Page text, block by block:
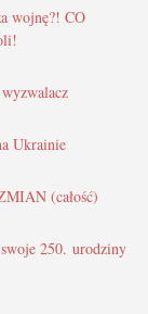
wojnę?! CO
Ukrainie
(całość)
250. urodziny